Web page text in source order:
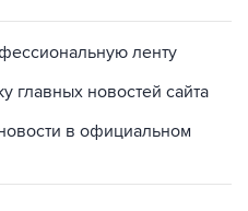
ленту
главных новостей сайта
в официальном